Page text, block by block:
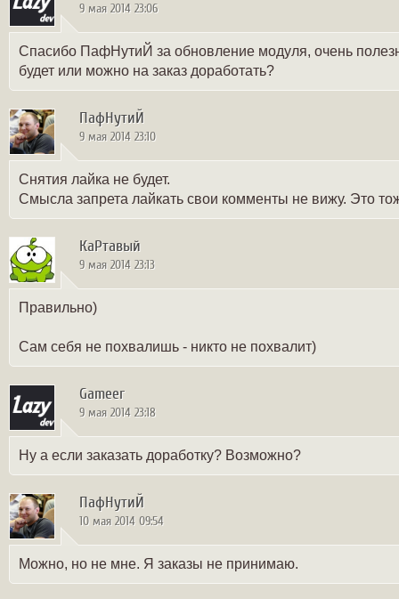
9 мая 2014 23:06
Спасибо ПафНутиЙ за обновление модуля, очень
будет или можно на заказ доработать?
ПафНутиЙ
9 мая 2014 23:10
Снятия лайка не будет.
Смысла запрета лайкать свои комменты не вижу. Это
КаРтавый
9 мая 2014 23:13
Правильно)
Сам себя не похвалишь - никто не похвалит)
Gameer
9 мая 2014 23:18
Ну а если заказать доработку? Возможно?
ПафНутиЙ
10 мая 2014 09:54
Можно, но не мне. Я заказы не принимаю.